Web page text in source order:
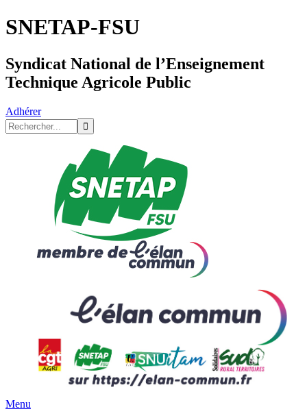
SNETAP-FSU
Syndicat National de l’Enseignement
Technique Agricole Public
Adhérer
Menu